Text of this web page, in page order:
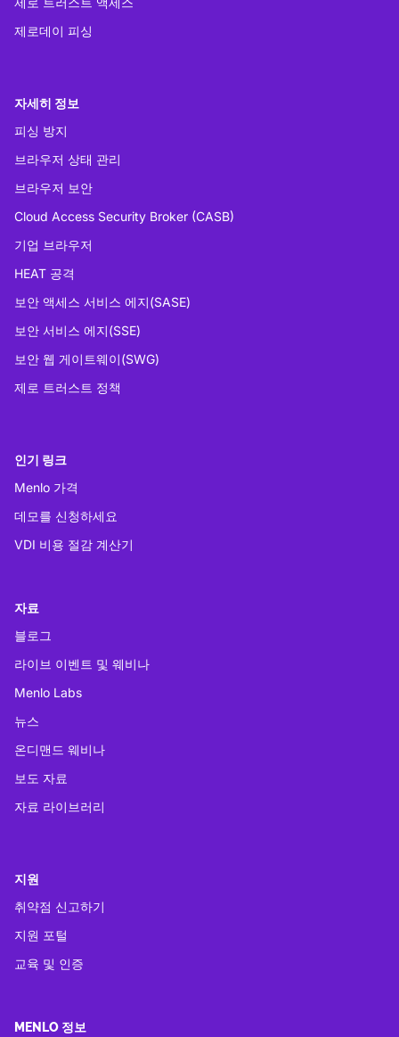
제로데이 피싱
자세히 정보
피싱 방지
브라우저 상태 관리
브라우저 보안
Cloud Access Security Broker (CASB)
기업 브라우저
HEAT 공격
보안 액세스 서비스 에지(SASE)
보안 서비스 에지(SSE)
보안 웹 게이트웨이(SWG)
제로 트러스트 정책
인기 링크
Menlo 가격
데모를 신청하세요
VDI 비용 절감 계산기
자료
블로그
라이브 이벤트 및 웨비나
Menlo Labs
뉴스
온디맨드 웨비나
보도 자료
자료 라이브러리
지원
취약점 신고하기
지원 포털
교육 및 인증
MENLO 정보